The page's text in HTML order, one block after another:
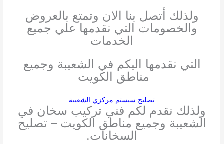
ولذلك أتصل بنا الان وتمتع بالعروض
والخصومات التي نقدمها علي جميع
الخدمات
التي نقدمها اليكم في الشعيبة وجميع
مناطق الكويت
تصليح سيستم مركزي الشعيبة
ولذلك نقدم لكم فني تركيب سخان في
الشعيبة وجميع مناطق الكويت – تصليح
السخانات.